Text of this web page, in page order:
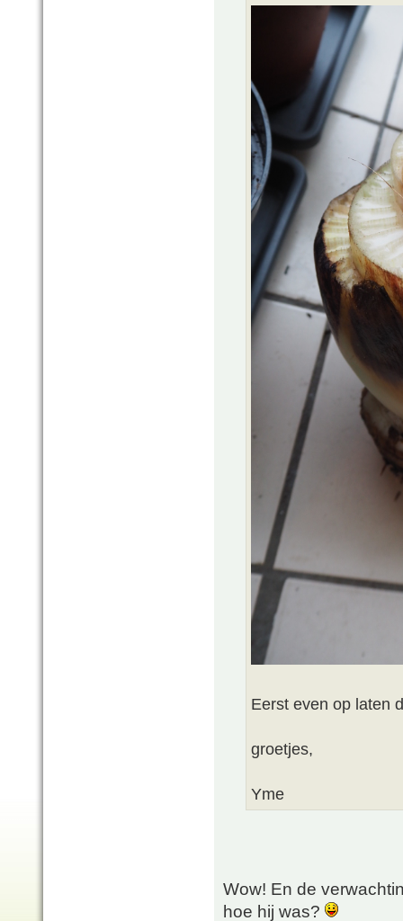
Eerst even op laten
groetjes,
Yme
Wow! En de
hoe hij was?